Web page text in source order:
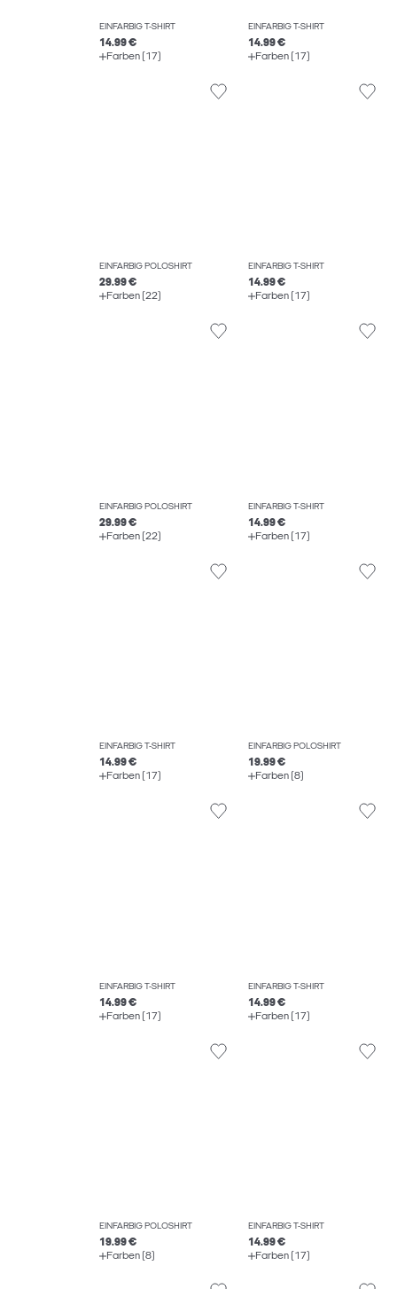
EINFARBIG T-SHIRT
14.99 €
Farben (17)
EINFARBIG T-SHIRT
14.99 €
Farben (17)
EINFARBIG POLOSHIRT
29.99 €
Farben (22)
EINFARBIG T-SHIRT
14.99 €
Farben (17)
EINFARBIG POLOSHIRT
29.99 €
Farben (22)
EINFARBIG T-SHIRT
14.99 €
Farben (17)
EINFARBIG T-SHIRT
14.99 €
Farben (17)
EINFARBIG POLOSHIRT
19.99 €
Farben (8)
EINFARBIG T-SHIRT
14.99 €
Farben (17)
EINFARBIG T-SHIRT
14.99 €
Farben (17)
EINFARBIG POLOSHIRT
19.99 €
Farben (8)
EINFARBIG T-SHIRT
14.99 €
Farben (17)